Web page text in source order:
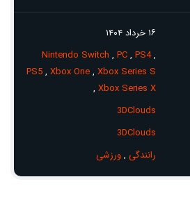
۱۶ خرداد ۱۴۰۴
Nintendo Switch , PC, PS4,
PS5, Xbox One, Xbox Series S
, Xbox Series X
3DClouds
3DClouds
رانندگی ,ورزشی